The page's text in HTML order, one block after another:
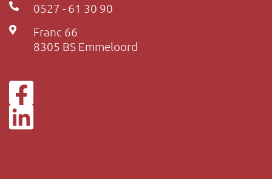
0527 - 61 30 90
Franc 66
8305 BS Emmeloord